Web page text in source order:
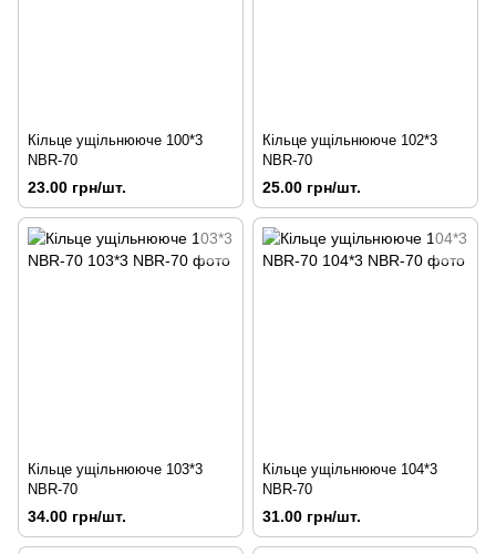
Кільце ущільнююче 100*3
NBR-70
23.00 грн/шт.
Кільце ущільнююче 102*3
NBR-70
25.00 грн/шт.
Кільце ущільнююче 103*3
NBR-70
34.00 грн/шт.
Кільце ущільнююче 104*3
NBR-70
31.00 грн/шт.